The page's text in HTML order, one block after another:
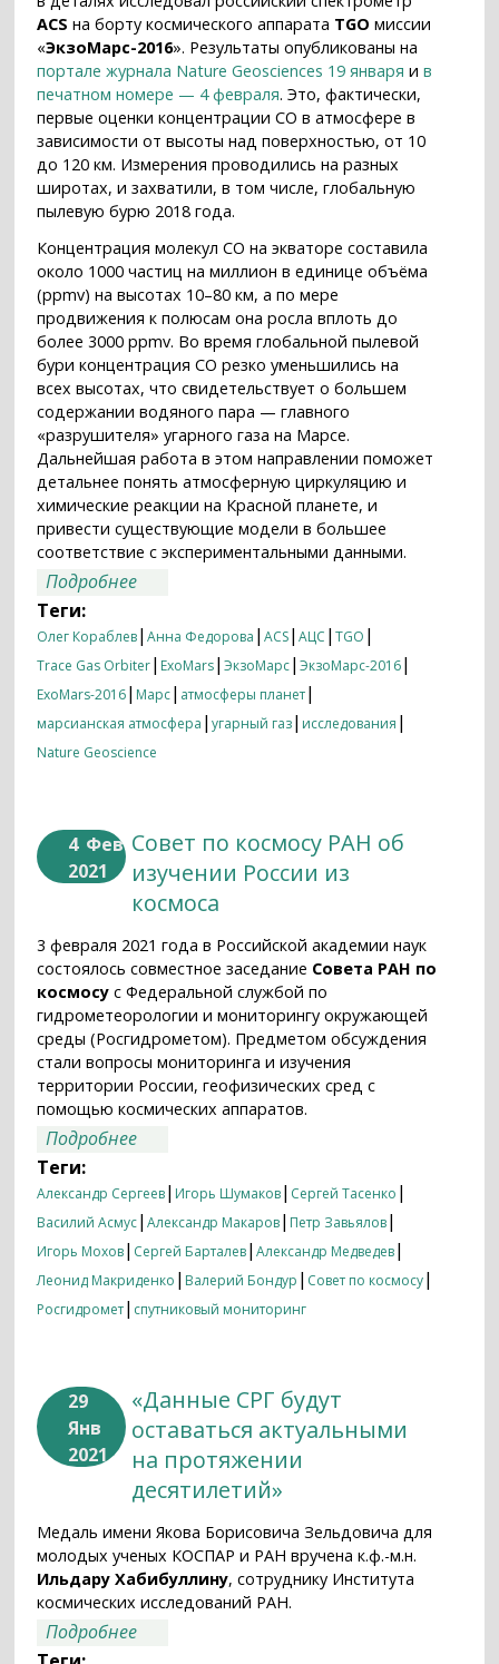
ACS на борту космического аппарата TGO миссии
«ЭкзоМарс-2016». Результаты опубликованы на
портале журнала Nature Geosciences 19 января ив
печатном номере — 4 февраля. Это, фактически,
первые оценки концентрации CO в атмосфере в
зависимости от высоты над поверхностью, от 10
до 120 км. Измерения проводились на разных
широтах, и захватили, в том числе, глобальную
пылевую бурю 2018 года.
Концентрация молекул CO на экваторе составила
около 1000 частиц на миллион в единице объёма
(ppmv) на высотах 10–80 км, а по мере
продвижения к полюсам она росла вплоть до
более 3000 ppmv. Во время глобальной пылевой
бури концентрация CO резко уменьшились на
всех высотах, что свидетельствует о большем
содержании водяного пара — главного
«разрушителя» угарного газа на Марсе.
Дальнейшая работа в этом направлении поможет
детальнее понять атмосферную циркуляцию и
химические реакции на Красной планете, и
привести существующие модели в большее
соответствие с экспериментальными данными.
Подробнее
Теги:
Олег Кораблев|Анна Федорова |ACS|АЦС |TGO |
Trace Gas Orbiter| ExoMars|ЭкзоМарс|ЭкзоМарс-2016|
ExoMars-2016| Марс| атмосферы планет|
марсианская атмосфера |угарный газ| исследования |
Nature Geoscience
4 Фев
2021
Совет по космосу РАН об
изучении России из
космоса
3 февраля 2021 года в Российской академии наук
состоялось совместное заседание Совета РАН по
космосу с Федеральной службой по
гидрометеорологии и мониторингу окружающей
среды (Росгидрометом). Предметом обсуждения
стали вопросы мониторинга и изучения
территории России, геофизических сред с
помощью космических аппаратов.
Подробнее
Теги:
Александр Сергеев| Игорь Шумаков| Сергей Тасенко |
Василий Асмус|Александр Макаров| Петр Завьялов|
Игорь Мохов| Сергей Барталев|Александр Медведев|
Леонид Макриденко | Валерий Бондур | Совет по космосу|
Росгидромет| спутниковый мониторинг
29
Янв
2021
«Данные СРГ будут
оставаться актуальными
на протяжении
десятилетий»
Медаль имени Якова Борисовича Зельдовича для
молодых ученых КОСПАР и РАН вручена к.ф.-м.н.
Ильдару Хабибуллину, сотруднику Института
космических исследований РАН.
Подробнее